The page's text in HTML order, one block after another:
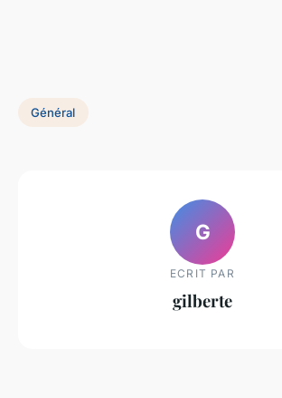
Général
G
ECRIT PAR
gilberte